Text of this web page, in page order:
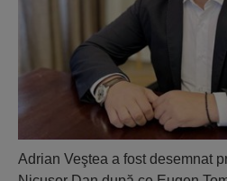
Adrian Veştea a fost desemnat